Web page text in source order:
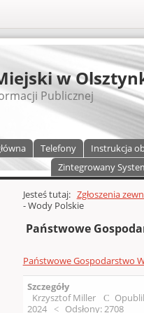
w
Publicznej
Telefony Instrukcja
Zintegrowany
kolumna)
Głównej zawartości
Jesteś tutaj: Zgłoszenia
- Wody Polskie
Państwowe
Państwowe Gospodarstwo
Szczegóły
Krzysztof Miller
2024
Odsłony: 2708